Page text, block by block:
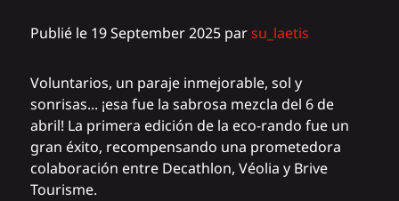
Publié le 19 September 2025 parsu_laetis
Voluntarios, un paraje inmejorable, sol y
sonrisas... ¡esa fue la sabrosa mezcla del 6 de
abril! La primera edición de la eco-rando fue un
gran éxito, recompensando una prometedora
colaboración entre Decathlon, Véolia y Brive
Tourisme.